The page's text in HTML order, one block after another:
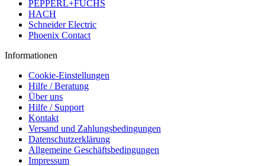
PEPPERL+FUCHS
HACH
Schneider Electric
Phoenix Contact
Informationen
Cookie-Einstellungen
Hilfe / Beratung
Über uns
Hilfe / Support
Kontakt
Versand und Zahlungsbedingungen
Datenschutzerklärung
Allgemeine Geschäftsbedingungen
Impressum